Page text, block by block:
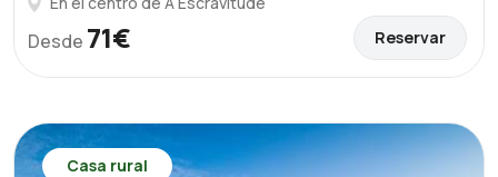
Desde 71€ Reservar
Casa rural